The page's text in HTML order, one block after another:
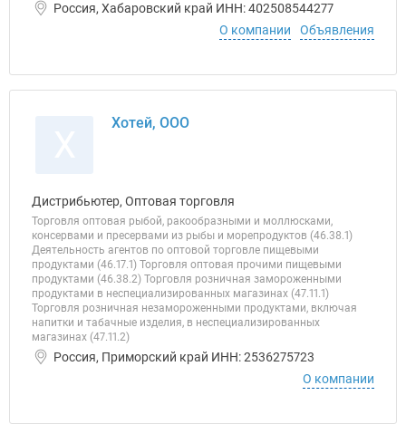
Россия, Хабаровский край ИНН: 402508544277
О компании
Объявления
Хотей, ООО
Дистрибьютер, Оптовая торговля
Торговля оптовая рыбой, ракообразными и моллюсками,
консервами и пресервами из рыбы и морепродуктов (46.38.1)
Деятельность агентов по оптовой торговле пищевыми
продуктами (46.17.1) Торговля оптовая прочими пищевыми
продуктами (46.38.2) Торговля розничная замороженными
продуктами в неспециализированных магазинах (47.11.1)
Торговля розничная незамороженными продуктами, включая
напитки и табачные изделия, в неспециализированных
магазинах (47.11.2)
Россия, Приморский край ИНН: 2536275723
О компании